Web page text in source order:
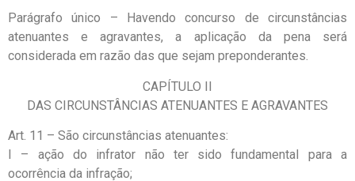
Parágrafo único – Havendo concurso de circunstâncias
atenuantes e agravantes, a aplicação da pena será
considerada em razão das que sejam preponderantes.
CAPÍTULO II
DAS CIRCUNSTÂNCIAS ATENUANTES E AGRAVANTES
Art. 11 – São circunstâncias atenuantes:
I – ação do infrator não ter sido fundamental para a
ocorrência da infração;